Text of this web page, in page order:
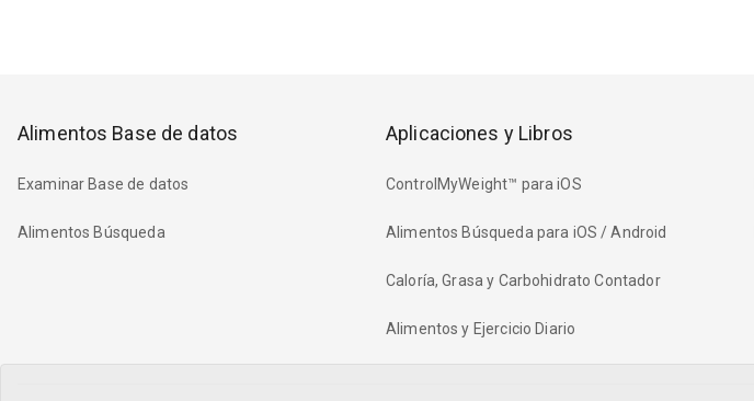
Alimentos Base de datos
Examinar Base de datos
Alimentos Búsqueda
Aplicaciones y Libros
ControlMyWeight™ para iOS
Alimentos Búsqueda para iOS / Android
Caloría, Grasa y Carbohidrato Contador
Alimentos y Ejercicio Diario